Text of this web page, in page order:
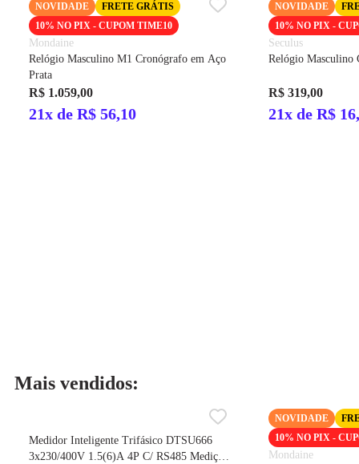
NOVIDADE
FRETE GRÁTIS
10% NO PIX - CUPOM TIME10
Mondaine
Relógio Masculino M1 Cronógrafo em Aço
Prata
R$ 1.059,00
21x de R$ 56,10
NOVIDADE
10% NO PIX -
Seculus
Relógio Masculino
R$ 319,00
21x de R$
Mais vendidos:
Medidor Inteligente Trifásico DTSU666
3x230/400V 1.5(6)A 4P C/ RS485 Medição
NOVIDADE
10% NO PIX -
Mondaine